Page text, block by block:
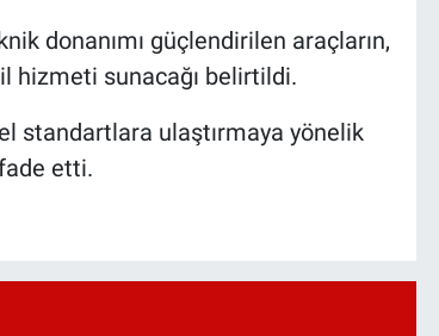
donanımı güçlendirilen araçların,
hizmeti sunacağı belirtildi.
standartlara ulaştırmaya yönelik
etti.